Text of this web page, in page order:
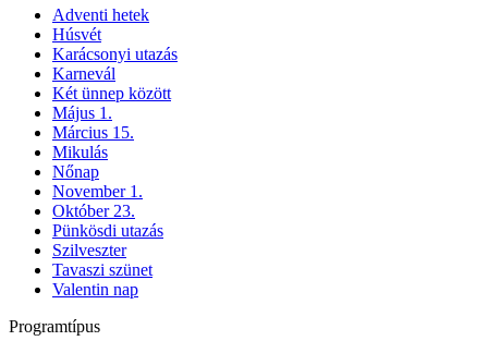
Adventi hetek
Húsvét
Karácsonyi utazás
Karnevál
Két ünnep között
Május 1.
Március 15.
Mikulás
Nőnap
November 1.
Október 23.
Pünkösdi utazás
Szilveszter
Tavaszi szünet
Valentin nap
Programtípus